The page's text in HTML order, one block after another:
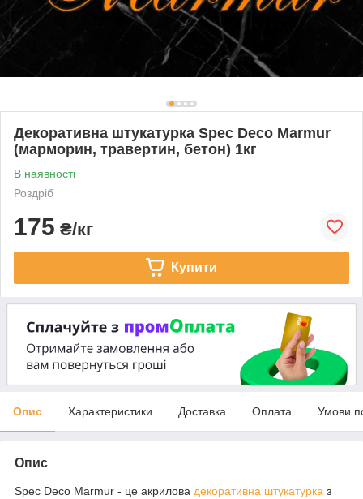
Декоративна штукатурка Spec Deco Marmur
(марморин, травертин, бетон) 1кг
В наявності
Роздріб
175 ₴/кг
Купити
Опис Характеристики Доставка Оплата Умови
Опис
Spec Deco Marmur - це акрилова декоративна штукатурка з